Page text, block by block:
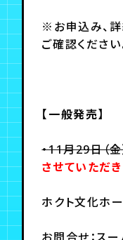
※お申込み、詳
ご確認ください
【一般発売】
・11月29日（
させていただき
ホクト文化ホ
お問合せ：ス